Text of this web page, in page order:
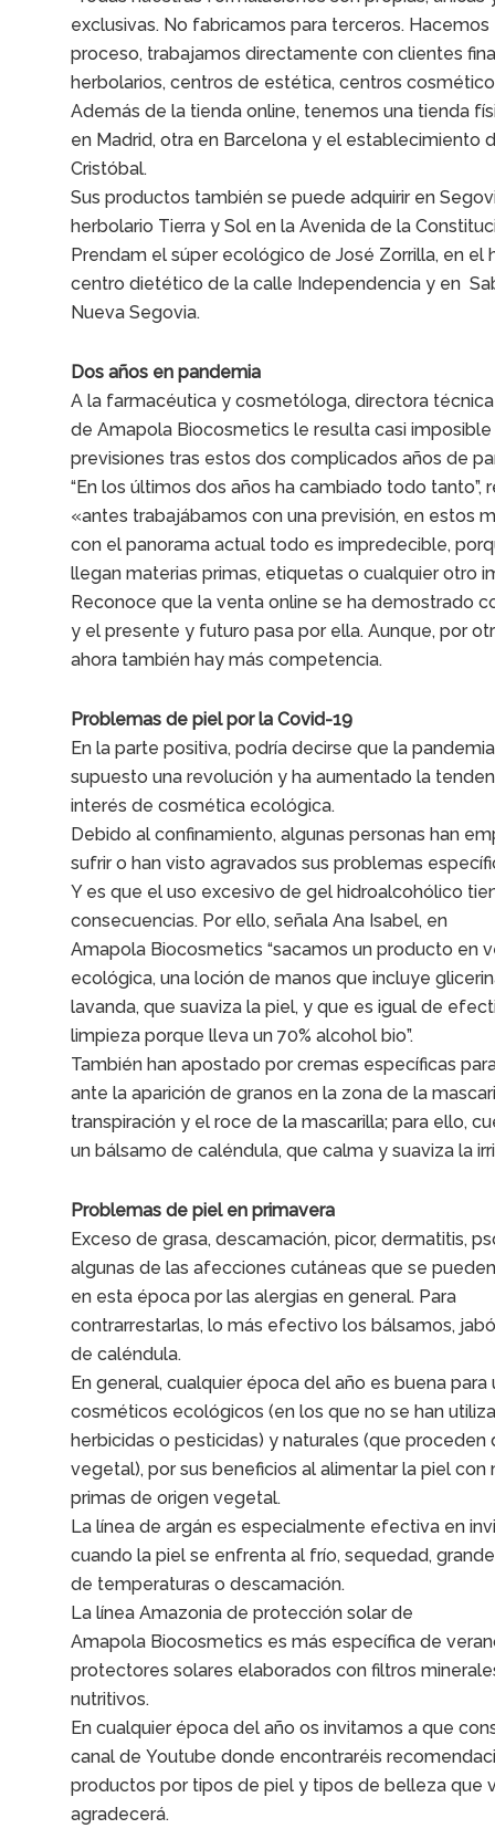
exclusivas. No fabricamos para terceros.
proceso, trabajamos directamente con clientes
herbolarios, centros de estética, centros
Además de la tienda online, tenemos una tienda
en Madrid, otra en Barcelona y el establecimiento
Cristóbal.
Sus productos también se puede adquirir en
herbolario Tierra y Sol en la Avenida de la
Prendam el súper ecológico de José Zorrilla, en el
centro dietético de la calle Independencia y en
Nueva Segovia.
Dos años en pandemia
A la farmacéutica y cosmetóloga, directora
de Amapola Biocosmetics le resulta casi
previsiones tras estos dos complicados años de
“En los últimos dos años ha cambiado todo tanto”,
«antes trabajábamos con una previsión, en estos
con el panorama actual todo es impredecible,
llegan materias primas, etiquetas o cualquier otro
Reconoce que la venta online se ha demostrado
y el presente y futuro pasa por ella. Aunque, por
ahora también hay más competencia.
Problemas de piel por la Covid-19
En la parte positiva, podría decirse que la
supuesto una revolución y ha aumentado la
interés de cosmética ecológica.
Debido al confinamiento, algunas personas han
sufrir o han visto agravados sus problemas
Y es que el uso excesivo de gel hidroalcohólico
consecuencias. Por ello, señala Ana Isabel, en
Amapola Biocosmetics “sacamos un producto en
ecológica, una loción de manos que incluye
lavanda, que suaviza la piel, y que es igual de
limpieza porque lleva un 70% alcohol bio”.
También han apostado por cremas específicas
ante la aparición de granos en la zona de la
transpiración y el roce de la mascarilla; para ello,
un bálsamo de caléndula, que calma y suaviza la
Problemas de piel en primavera
Exceso de grasa, descamación, picor, dermatitis,
algunas de las afecciones cutáneas que se
en esta época por las alergias en general. Para
contrarrestarlas, lo más efectivo los bálsamos,
de caléndula.
En general, cualquier época del año es buena para
cosméticos ecológicos (en los que no se han
herbicidas o pesticidas) y naturales (que proceden
vegetal), por sus beneficios al alimentar la piel con
primas de origen vegetal.
La línea de argán es especialmente efectiva en
cuando la piel se enfrenta al frío, sequedad,
de temperaturas o descamación.
La línea Amazonia de protección solar de
Amapola Biocosmetics es más específica de
protectores solares elaborados con filtros
nutritivos.
En cualquier época del año os invitamos a que
canal de Youtube donde encontraréis
productos por tipos de piel y tipos de belleza que
agradecerá.